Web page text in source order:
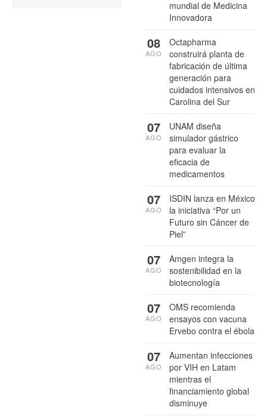
mundial de Medicina
Innovadora
Octapharma
construirá planta de
fabricación de última
generación para
cuidados intensivos en
Carolina del Sur
08
AGO
UNAM diseña
simulador gástrico
para evaluar la
eficacia de
medicamentos
07
AGO
ISDIN lanza en México
la iniciativa “Por un
Futuro sin Cáncer de
Piel”
07
AGO
Amgen integra la
sostenibilidad en la
biotecnología
07
AGO
OMS recomienda
ensayos con vacuna
Ervebo contra el ébola
07
AGO
Aumentan infecciones
por VIH en Latam
mientras el
financiamiento global
disminuye
07
AGO